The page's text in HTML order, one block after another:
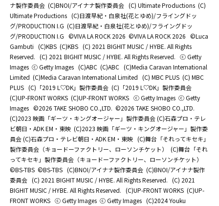
ナ製作委員会 (C)BNOI/アイナナ製作委員会 (C) Ultimate Productions (C)
Ultimate Productions (C)日渡早紀・白泉社(花とゆめ)/フライングドッ
グ/PRODUCTION I.G (C)日渡早紀・白泉社(花とゆめ)/フライングドッ
グ/PRODUCTION I.G ©️VIVA LA ROCK 2026 ©️VIVA LA ROCK 2026 ©Luca
Gambuti (C)KBS (C)KBS (C) 2021 BIGHIT MUSIC / HYBE. All Rights
Reserved. (C) 2021 BIGHIT MUSIC / HYBE. All Rights Reserved. ⓒ Getty
Images ⓒ Getty Images (C)ABC (C)ABC (C)Media Caravan International
Limited (C)Media Caravan International Limited (C) MBC PLUS (C) MBC
PLUS (C)「2019 L♡DK」製作委員会 (C)「2019 L♡DK」製作委員会
(C)UP-FRONT WORKS (C)UP-FRONT WORKS ⓒ Getty Images ⓒ Getty
Images ©2026 TAKE SHOBO CO.,LTD. ©2026 TAKE SHOBO CO.,LTD.
(C)2023 映画「ギーツ・キングオージャー」製作委員会 (C)石森プロ・テレ
ビ朝日・ADK EM・東映 (C)2023 映画「ギーツ・キングオージャー」製作委
員会 (C)石森プロ・テレビ朝日・ADK EM・東映 (C)舞台「それってキセキ」
製作委員会（キョードーファクトリー、ローソンチケット）
(C)舞台「それ
ってキセキ」製作委員会（キョードーファクトリー、ローソンチケット）
©BS-TBS ©BS-TBS (C)BNOI/アイナナ製作委員会 (C)BNOI/アイナナ製作
委員会 (C) 2021 BIGHIT MUSIC / HYBE. All Rights Reserved. (C) 2021
BIGHIT MUSIC / HYBE. All Rights Reserved. (C)UP-FRONT WORKS (C)UP-
FRONT WORKS ⓒ Getty Images ⓒ Getty Images (C)2024 Youku